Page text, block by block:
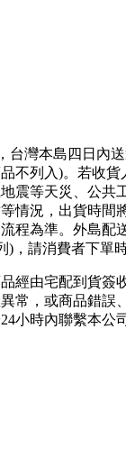
台灣本島四日內
不列入)。若收貨
震等天災、公共
情況，出貨時間
程為準。外島配
)，請消費者下單
品經由宅配到貨簽
常，或商品錯誤
小時內聯繫本公